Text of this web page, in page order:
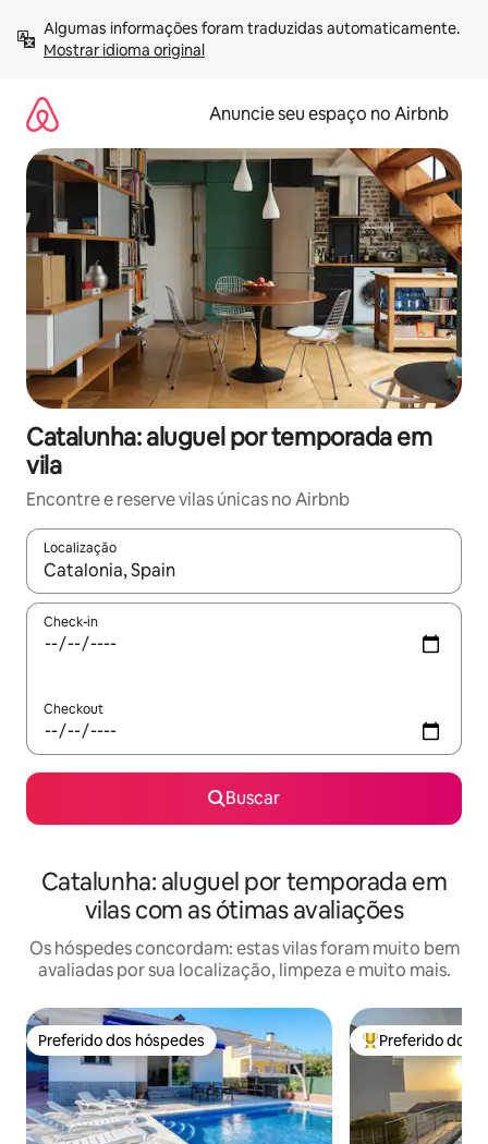
para
Mostrar idioma original
Anuncie seu espaço no Airbnb
Catalunha: aluguel por temporada em
vila
Encontre e reserve vilas únicas no Airbnb
Localização
Quando os resultados estiverem disponíveis, explore-os
Check-in
Checkout
Buscar
Catalunha: aluguel por temporada em
vilas com as ótimas avaliações
Os hóspedes concordam: estas vilas foram muito bem
avaliadas por sua localização, limpeza e muito mais.
Preferido dos hóspedes
Preferido dos hóspedes Entre os
Preferido dos